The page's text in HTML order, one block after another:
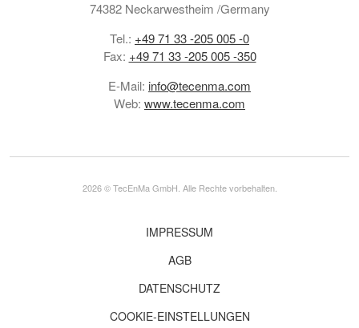
74382 Neckarwestheim /Germany
Tel.: +49 71 33 -205 005 -0
Fax: +49 71 33 -205 005 -350
E-Mail: info@tecenma.com
Web: www.tecenma.com
2026 © TecEnMa GmbH. Alle Rechte vorbehalten.
IMPRESSUM
AGB
DATENSCHUTZ
COOKIE-EINSTELLUNGEN